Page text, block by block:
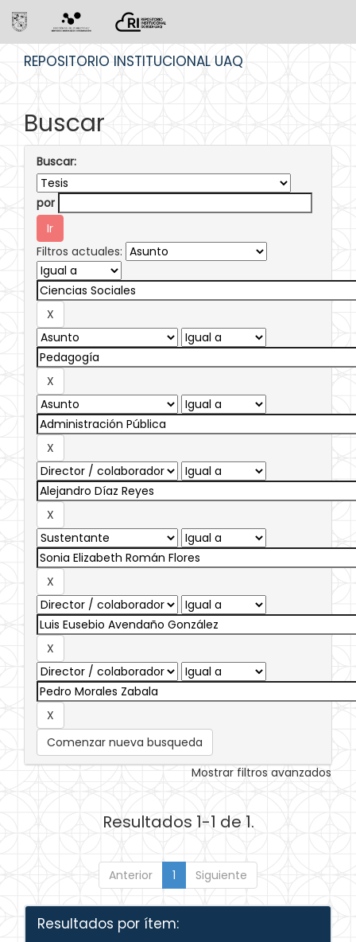
REPOSITORIO INSTITUCIONAL UAQ
Buscar
Buscar:
por
Filtros actuales:
Comenzar nueva busqueda
Mostrar filtros avanzados
Resultados 1-1 de 1.
Anterior 1 Siguiente
Resultados por ítem: